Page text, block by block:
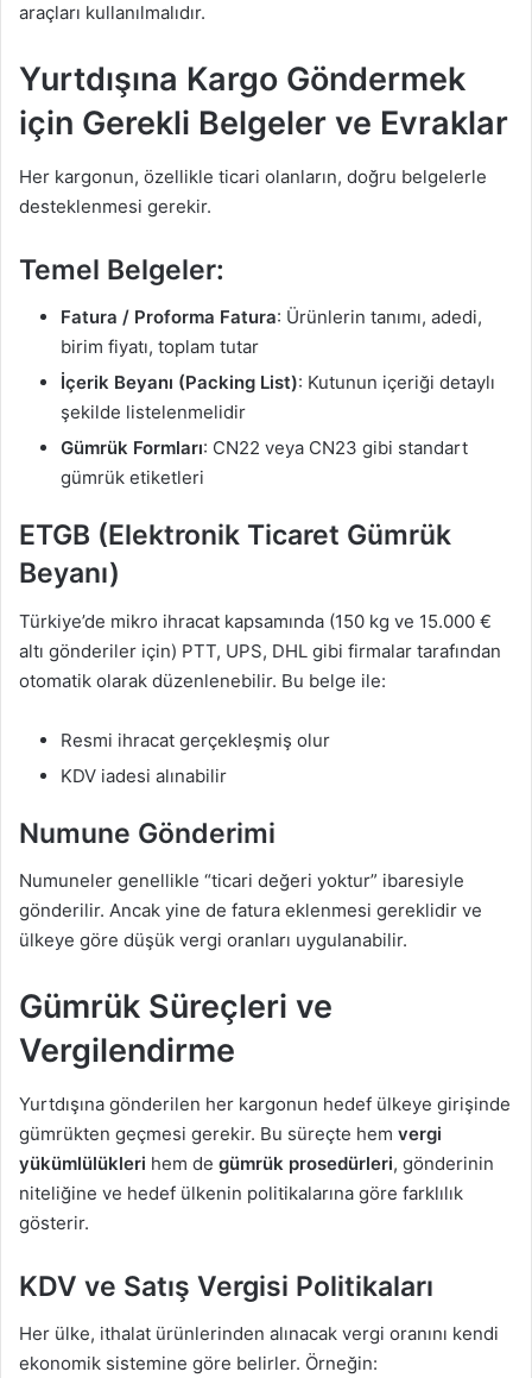
araçları kullanılmalıdır.
Yurtdışına Kargo Göndermek
için Gerekli Belgeler ve Evraklar
Her kargonun, özellikle ticari olanların, doğru belgelerle
desteklenmesi gerekir.
Temel Belgeler:
Fatura / Proforma Fatura: Ürünlerin tanımı, adedi,
birim fiyatı, toplam tutar
İçerik Beyanı (Packing List): Kutunun içeriği detaylı
şekilde listelenmelidir
Gümrük Formları: CN22 veya CN23 gibi standart
gümrük etiketleri
ETGB (Elektronik Ticaret Gümrük
Beyanı)
Türkiye’de mikro ihracat kapsamında (150 kg ve 15.000 €
altı gönderiler için) PTT, UPS, DHL gibi firmalar tarafından
otomatik olarak düzenlenebilir. Bu belge ile:
Resmi ihracat gerçekleşmiş olur
KDV iadesi alınabilir
Numune Gönderimi
Numuneler genellikle “ticari değeri yoktur” ibaresiyle
gönderilir. Ancak yine de fatura eklenmesi gereklidir ve
ülkeye göre düşük vergi oranları uygulanabilir.
Gümrük Süreçleri ve
Vergilendirme
Yurtdışına gönderilen her kargonun hedef ülkeye girişinde
gümrükten geçmesi gerekir. Bu süreçte hem vergi
yükümlülükleri hem de gümrük prosedürleri, gönderinin
niteliğine ve hedef ülkenin politikalarına göre farklılık
gösterir.
KDV ve Satış Vergisi Politikaları
Her ülke, ithalat ürünlerinden alınacak vergi oranını kendi
ekonomik sistemine göre belirler. Örneğin: